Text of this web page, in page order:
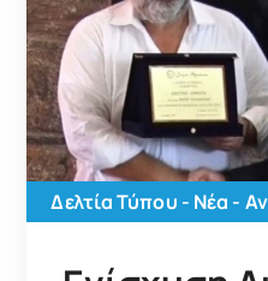
Δελτία Τύπου - Νέα -